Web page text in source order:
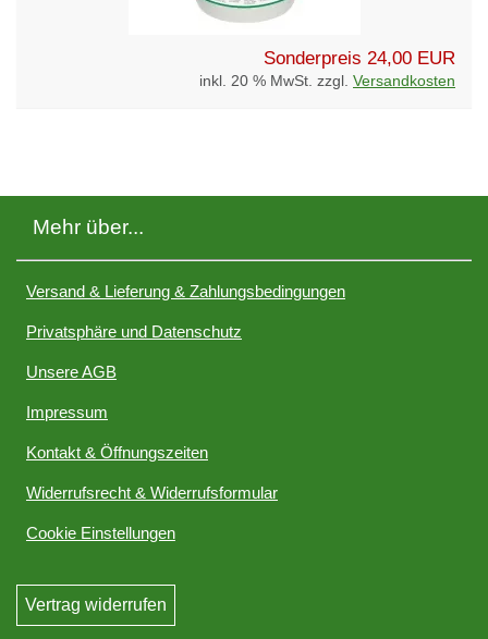
Sonderpreis 24,00 EUR
inkl. 20 % MwSt. zzgl. Versandkosten
Mehr über...
Versand & Lieferung & Zahlungsbedingungen
Privatsphäre und Datenschutz
Unsere AGB
Impressum
Kontakt & Öffnungszeiten
Widerrufsrecht & Widerrufsformular
Cookie Einstellungen
Vertrag widerrufen